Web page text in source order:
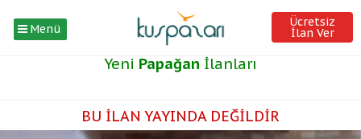
Menü Ücretsiz
İlan Ver
Yeni Papağan İlanları
BU İLAN YAYINDA DEĞİLDİR